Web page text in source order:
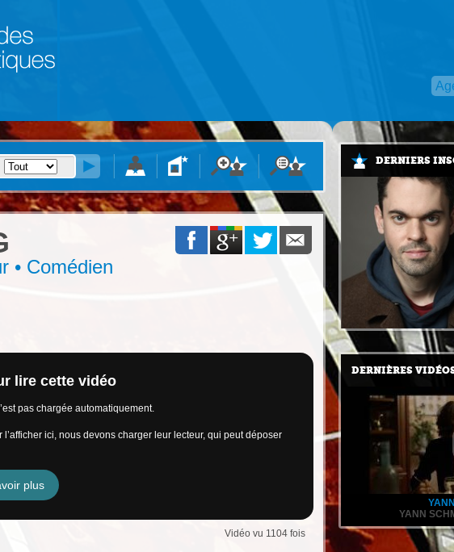
• Comédien
lire cette vidéo
pas chargée automatiquement.
ici, nous devons charger leur lecteur, qui peut déposer
plus
Vidéo vu 1104 fois
DERNIERS
DERNIÈRES
YANN